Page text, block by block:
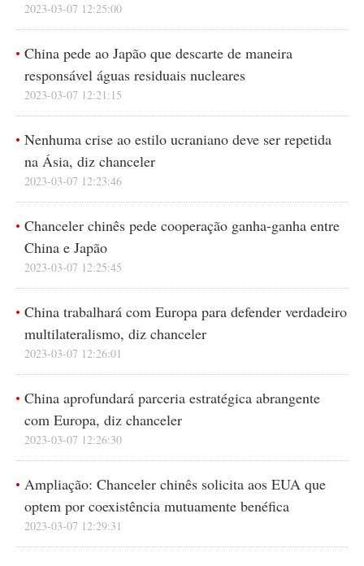
2023-03-07 12:25:00
China pede ao Japão que descarte de maneira
responsável águas residuais nucleares
2023-03-07 12:21:15
Nenhuma crise ao estilo ucraniano deve ser repetida
na Ásia, diz chanceler
2023-03-07 12:23:46
Chanceler chinês pede cooperação ganha-ganha entre
China e Japão
2023-03-07 12:25:45
China trabalhará com Europa para defender verdadeiro
multilateralismo, diz chanceler
2023-03-07 12:26:01
China aprofundará parceria estratégica abrangente
com Europa, diz chanceler
2023-03-07 12:26:30
Ampliação: Chanceler chinês solicita aos EUA que
optem por coexistência mutuamente benéfica
2023-03-07 12:29:31